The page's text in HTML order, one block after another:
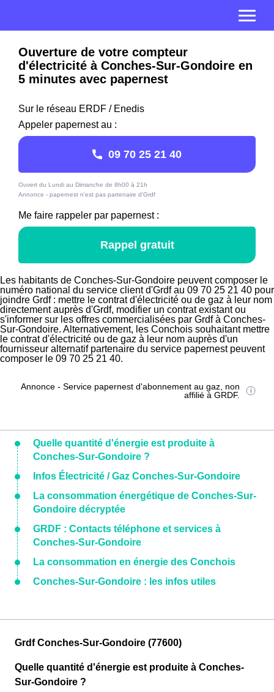
Ouverture de votre compteur
d'électricité à Conches-Sur-Gondoire en
5 minutes avec papernest
Sur le réseau ERDF / Enedis
Appeler papernest au :
09 70 25 21 40
Ouvert du Lundi au Dimanche de 8h00 à 21h
Annonce - papernest n'est pas partenaire d'Grdf
Me faire rappeler par papernest :
Rappel gratuit
Les habitants de Conches-Sur-Gondoire peuvent composer le
numéro national du service client d'Grdf au 09 70 25 21 40 pour
joindre Grdf : mettre le contrat d'électricité ou de gaz à leur nom
directement auprès d'Grdf, modifier un contrat existant ou
s'informer sur les offres commercialisées par Grdf à Conches-
Sur-Gondoire. Alternativement, les Conchois souhaitant mettre
le contrat d'électricité ou de gaz à leur nom auprès d'un
fournisseur alternatif partenaire du service papernest peuvent
composer le 09 70 25 21 40.
Annonce - Service papernest d'abonnement au gaz, non
affilié à GRDF.
Quelle quantité d'énergie est produite à
Conches-Sur-Gondoire ?
Infos Électricité / Gaz Conches-Sur-Gondoire
La consommation énergétique de Conches-Sur-
Gondoire décryptée
GRDF : Contacts téléphone et services à
Conches-Sur-Gondoire
La consommation en énergie des Conchois
Conches-Sur-Gondoire : les infos utiles
Grdf Conches-Sur-Gondoire (77600)
Quelle quantité d'énergie est produite à Conches-
Sur-Gondoire ?